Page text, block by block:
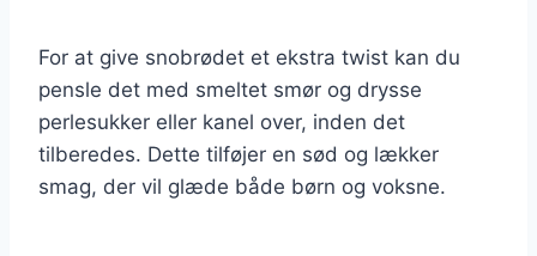
For at give snobrødet et ekstra twist kan du
pensle det med smeltet smør og drysse
perlesukker eller kanel over, inden det
tilberedes. Dette tilføjer en sød og lækker
smag, der vil glæde både børn og voksne.